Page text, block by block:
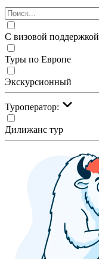
С визовой поддержкой
Туры по Европе
Экскурсионный
Туроператор:
Дилижанс тур